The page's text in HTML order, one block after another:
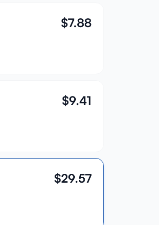
$7.88
$9.41
$29.57